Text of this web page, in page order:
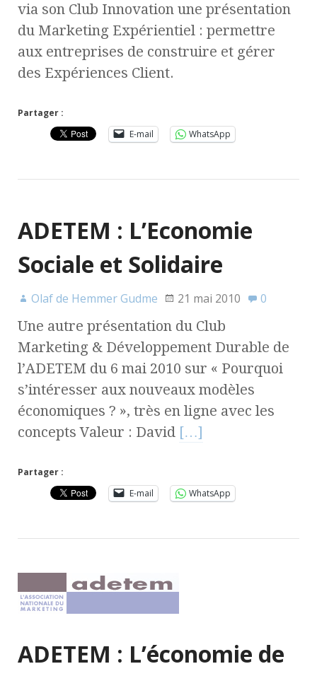
via son Club Innovation une présentation
du Marketing Expérientiel : permettre
aux entreprises de construire et gérer
des Expériences Client.
Partager :
E-mail
WhatsApp
ADETEM : L’Economie
Sociale et Solidaire
Olaf de Hemmer Gudme 21 mai 2010 0
Une autre présentation du Club
Marketing & Développement Durable de
l’ADETEM du 6 mai 2010 sur « Pourquoi
s’intéresser aux nouveaux modèles
économiques ? », très en ligne avec les
concepts Valeur : David […]
Partager :
E-mail
WhatsApp
ADETEM : L’économie de